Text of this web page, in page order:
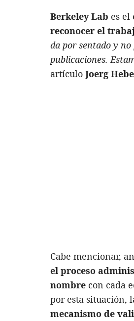
Berkeley Lab es el
reconocer el
da por sentado y
publicaciones.
artículo Joerg
Cabe mencionar,
el proceso
nombre con cada
por esta situación,
mecanismo de